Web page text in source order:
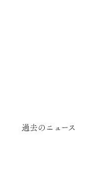
過去のニュース